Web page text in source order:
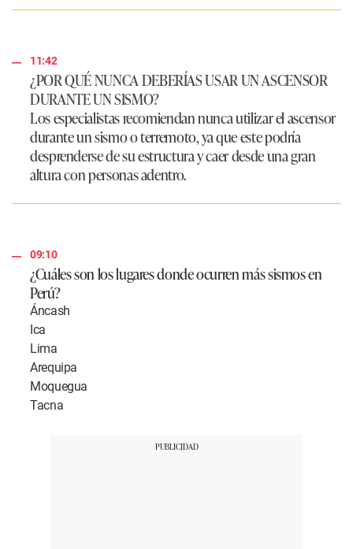
11:42
¿POR QUÉ NUNCA DEBERÍAS USAR UN ASCENSOR
DURANTE UN SISMO?
Los especialistas recomiendan nunca utilizar el ascensor
durante un sismo o terremoto, ya que este podría
desprenderse de su estructura y caer desde una gran
altura con personas adentro.
09:10
¿Cuáles son los lugares donde ocurren más sismos en
Perú?
Áncash
Ica
Lima
Arequipa
Moquegua
Tacna